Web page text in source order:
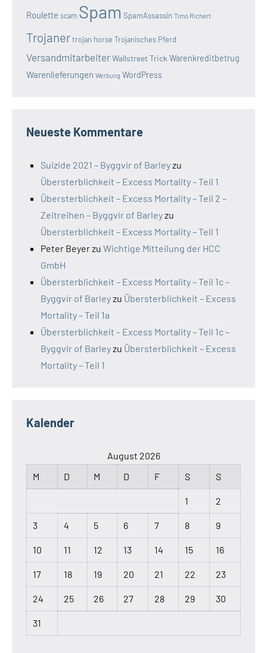
Roulette scam Spam SpamAssassin Timo Richert
Trojanertrojan horse Trojanisches Pferd
VersandmitarbeiterWallstreet Trick Warenkreditbetrug
Warenlieferungen Werbung WordPress
Neueste Kommentare
Suizide 2021 – Byggvir of Barleyzu
Übersterblichkeit – Excess Mortality – Teil 1
Übersterblichkeit – Excess Mortality – Teil 2 –
Zeitreihen – Byggvir of Barleyzu
Übersterblichkeit – Excess Mortality – Teil 1
Peter Beyerzu Wichtige Mitteilung der HCC
GmbH
Übersterblichkeit – Excess Mortality – Teil 1c –
Byggvir of Barleyzu Übersterblichkeit – Excess
Mortality – Teil 1a
Übersterblichkeit – Excess Mortality – Teil 1c –
Byggvir of Barleyzu Übersterblichkeit – Excess
Mortality – Teil 1
Kalender
August 2026
M
D M D F S S
1 2
3 4 5 6 7 8 9
10 11 12 13 14 15 16
17 18 19 20 21 22 23
24 25 26 27 28 29 30
31